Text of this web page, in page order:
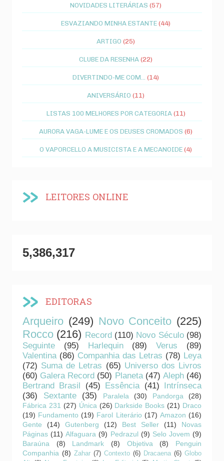
NOVIDADES LITERÁRIAS (57)
ESVAZIANDO MINHA ESTANTE(44)
ARTIGO (25)
CLUBE DA RESENHA(22)
DIVERTINDO-ME COM... (14)
ANIVERSÁRIO (11)
LISTAS 100 MELHORES POR CATEGORIA (11)
AURORA VAGA-LUME E OS DEUSES CROMADOS (6)
O VAPORCELLO A MUSICISTA E A MECANOIDE(4)
LEITORES ONLINE
5,386,317
EDITORAS
Arqueiro (249) Novo Conceito (225)
Rocco (216) Record (110) Novo Século (98)
Seguinte
(95) Harlequin (89) Verus
(89)
Valentina (86) Companhia das Letras (78) Leya
(72) Suma de Letras (65) Universo dos Livros
(60) Galera Record (50) Planeta (47) Aleph (46)
Bertrand Brasil
(45) Essência (41) Intrínseca
(36)
Sextante (35) Paralela (30) Pandorga
(28)
Fábrica 231 (27) Única (26) Darkside Books (21) Draco
(19) Fundamento (19) Farol Literário (17) Amazon (16)
Gente
(14) Gutenberg (12) Best Seller (11)
Novas
Páginas (11) Alfaguara (9) Pedrazul (9) Selo Jovem (9)
Baraúna
(8) Landmark (8) Objetiva (8)
Penguin
Companhia (8) Zahar (7) Contexto (6) Dracaena (6) Globo